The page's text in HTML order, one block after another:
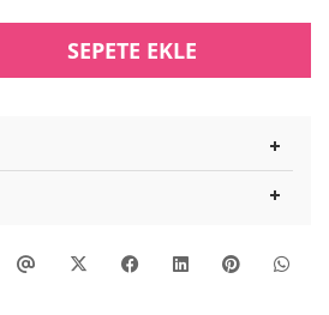
SEPETE EKLE